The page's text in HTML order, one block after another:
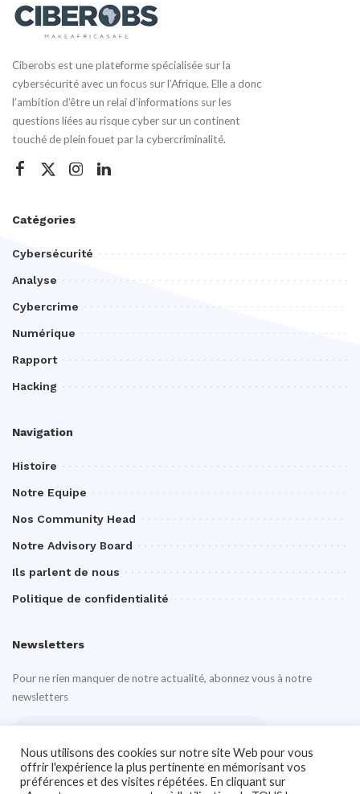
Ciberobs est une plateforme spécialisée sur la
cybersécurité avec un focus sur l’Afrique. Elle a donc
l’ambition d’être un relai d’informations sur les
questions liées au risque cyber sur un continent
touché de plein fouet par la cybercriminalité.
Catégories
Cybersécurité
Analyse
Cybercrime
Numérique
Rapport
Hacking
Navigation
Histoire
Notre Equipe
Nos Community Head
Notre Advisory Board
Ils parlent de nous
Politique de confidentialité
Newsletters
Pour ne rien manquer de notre actualité, abonnez vous à notre
newsletters
Nous utilisons des cookies sur notre site Web pour vous
offrir l'expérience la plus pertinente en mémorisant vos
préférences et des visites répétées. En cliquant sur